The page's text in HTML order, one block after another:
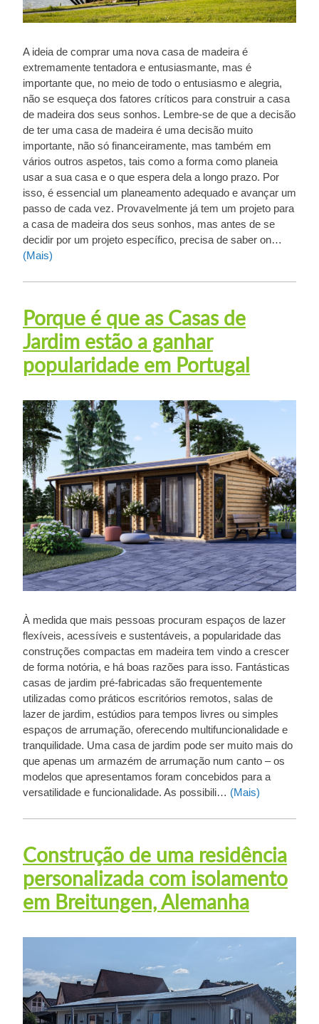
A ideia de comprar uma nova casa de madeira é
extremamente tentadora e entusiasmante, mas é
importante que, no meio de todo o entusiasmo e alegria,
não se esqueça dos fatores críticos para construir a casa
de madeira dos seus sonhos. Lembre-se de que a decisão
de ter uma casa de madeira é uma decisão muito
importante, não só financeiramente, mas também em
vários outros aspetos, tais como a forma como planeia
usar a sua casa e o que espera dela a longo prazo. Por
isso, é essencial um planeamento adequado e avançar um
passo de cada vez. Provavelmente já tem um projeto para
a casa de madeira dos seus sonhos, mas antes de se
decidir por um projeto específico, precisa de saber on…
(Mais)
Porque é que as Casas de
Jardim estão a ganhar
popularidade em Portugal
À medida que mais pessoas procuram espaços de lazer
flexíveis, acessíveis e sustentáveis, a popularidade das
construções compactas em madeira tem vindo a crescer
de forma notória, e há boas razões para isso. Fantásticas
casas de jardim pré-fabricadas são frequentemente
utilizadas como práticos escritórios remotos, salas de
lazer de jardim, estúdios para tempos livres ou simples
espaços de arrumação, oferecendo multifuncionalidade e
tranquilidade. Uma casa de jardim pode ser muito mais do
que apenas um armazém de arrumação num canto – os
modelos que apresentamos foram concebidos para a
versatilidade e funcionalidade. As possibili… (Mais)
Construção de uma residência
personalizada com isolamento
em Breitungen, Alemanha